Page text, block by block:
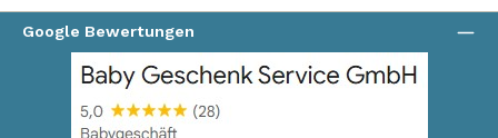
Google Bewertungen